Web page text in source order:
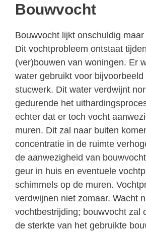
Bouwvocht
Bouwvocht lijkt onschuldig
Dit vochtprobleem ontstaat
(ver)bouwen van woningen. Er
water gebruikt voor bijvoorbeeld
stucwerk. Dit water verdwijnt
gedurende het
echter dat er toch vocht
muren. Dit zal naar buiten
concentratie in de ruimte
de aanwezigheid van
geur in huis en eventuele
schimmels op de muren.
verdwijnen niet zomaar. Wacht
vochtbestrijding; bouwvocht zal
de sterkte van het gebruikte